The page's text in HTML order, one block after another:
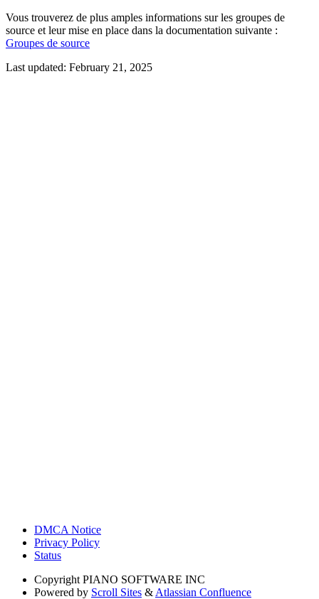
Vous trouverez de plus amples informations sur les groupes de
source et leur mise en place dans la documentation suivante :
Groupes de source
Last updated: February 21, 2025
DMCA Notice
Privacy Policy
Status
Copyright PIANO SOFTWARE INC
Powered by Scroll Sites & Atlassian Confluence